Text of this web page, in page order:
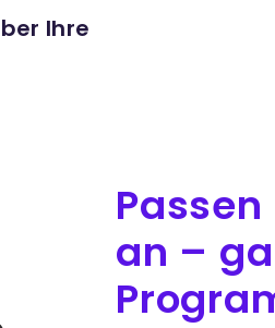
Ihre
Passen
an –